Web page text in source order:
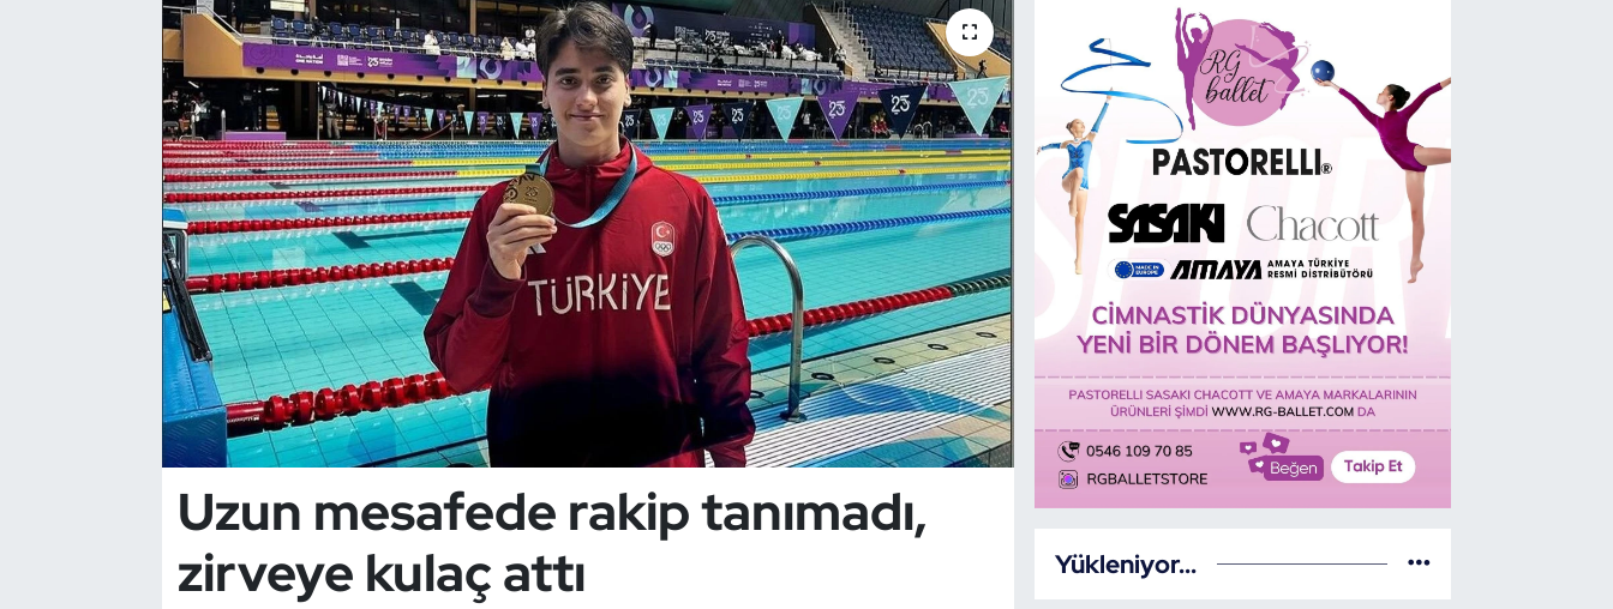
Uzun mesafede rakip tanımadı,
zirveye kulaç attı
Yükleniyor...
Buz Pateni
Çim Hokeyi
Cimnastik
Dans Sporları
Dövüş Sanatı